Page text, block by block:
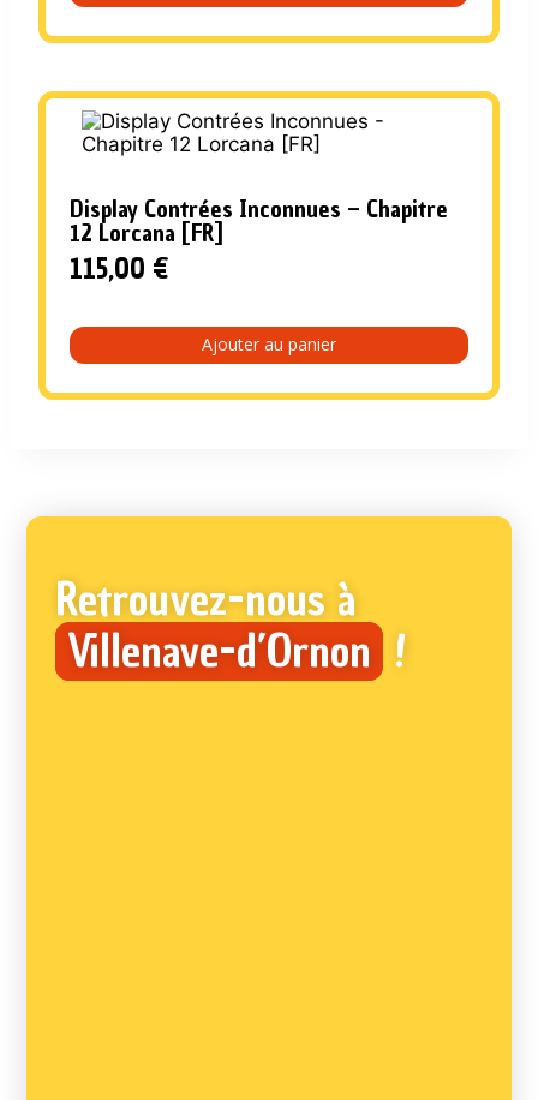
Display Contrées Inconnues – Chapitre
12 Lorcana [FR]
115,00 €
Ajouter au panier
Retrouvez-nous à
Villenave-d’Ornon !